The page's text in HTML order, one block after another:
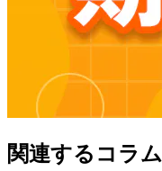
関連するコラム